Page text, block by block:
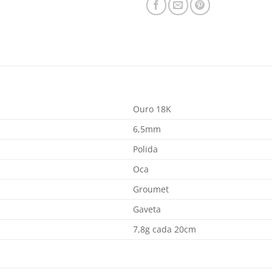
Ouro 18K
6,5mm
Polida
Oca
Groumet
Gaveta
7,8g cada 20cm